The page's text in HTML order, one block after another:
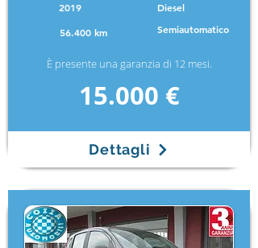
2019
56.400 km
Diesel
Semiautomatico
È presente una garanzia di 12 mesi.
15.000 €
Dettagli